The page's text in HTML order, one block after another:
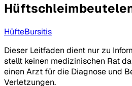
HüfteBursitis
Dieser Leitfaden dient nur zu
stellt keinen medizinischen Rat
einen Arzt für die Diagnose und
Verletzungen.